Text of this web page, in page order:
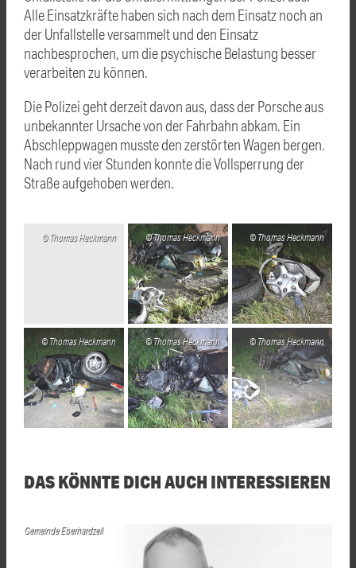
Alle Einsatzkräfte haben sich nach dem Einsatz noch an
der Unfallstelle versammelt und den Einsatz
nachbesprochen, um die psychische Belastung besser
verarbeiten zu können.
Die Polizei geht derzeit davon aus, dass der Porsche aus
unbekannter Ursache von der Fahrbahn abkam. Ein
Abschleppwagen musste den zerstörten Wagen bergen.
Nach rund vier Stunden konnte die Vollsperrung der
Straße aufgehoben werden.
Thomas Heckmann Thomas Heckmann Thomas Heckmann
Thomas Heckmann Thomas Heckmann Thomas Heckmann
DAS KÖNNTE DICH AUCH INTERESSIEREN
Gemeinde Eberhardzell